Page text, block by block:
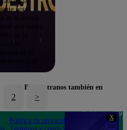
X
nota
es la artista
2 >
Encuéntranos también en
Política de privacidad
Teléfono: 219